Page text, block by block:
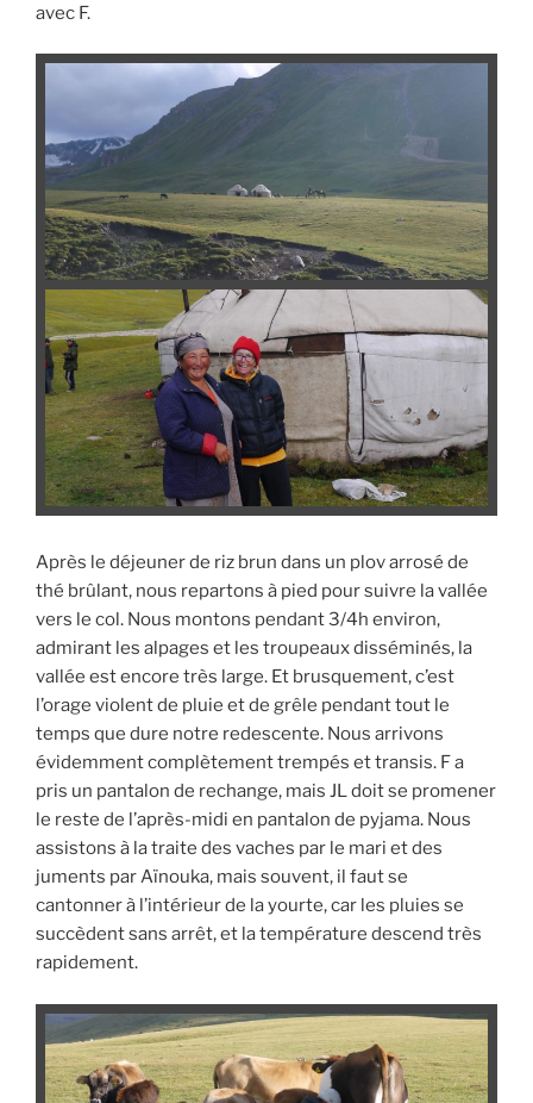
avec F.
Après le déjeuner de riz brun dans un plov arrosé de
thé brûlant, nous repartons à pied pour suivre la vallée
vers le col. Nous montons pendant 3/4h environ,
admirant les alpages et les troupeaux disséminés, la
vallée est encore très large. Et brusquement, c’est
l’orage violent de pluie et de grêle pendant tout le
temps que dure notre redescente. Nous arrivons
évidemment complètement trempés et transis. F a
pris un pantalon de rechange, mais JL doit se promener
le reste de l’après-midi en pantalon de pyjama. Nous
assistons à la traite des vaches par le mari et des
juments par Aïnouka, mais souvent, il faut se
cantonner à l’intérieur de la yourte, car les pluies se
succèdent sans arrêt, et la température descend très
rapidement.